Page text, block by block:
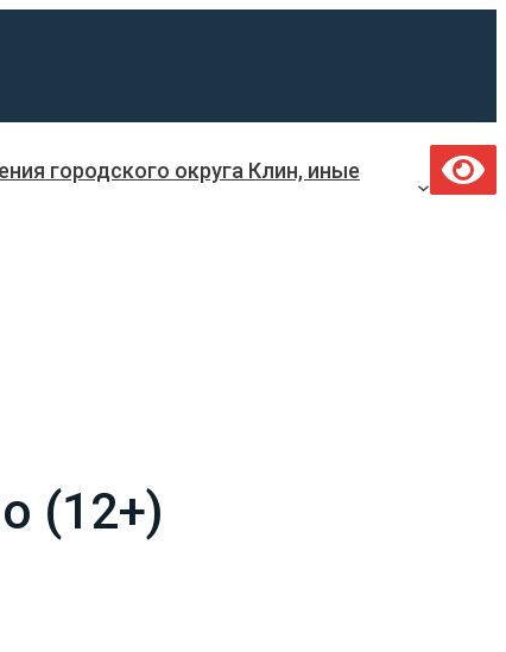
городского округа Клин, иные
(12+)